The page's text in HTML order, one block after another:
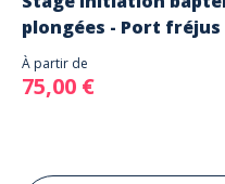
plongées - Port fréjus
À partir de
75,00 €